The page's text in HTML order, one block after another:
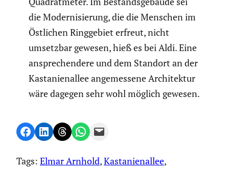
die Moder­ni­sie­rung, die die Menschen im
Östlichen Ringge­biet erfreut, nicht
umsetzbar gewesen, hieß es bei Aldi. Eine
anspre­chen­dere und dem Standort an der
Kasta­ni­en­allee angemes­sene Archi­tektur
wäre dagegen sehr wohl möglich gewesen.
Share on Facebook
Share on LinkedIn
Share on Threads
Share on WhatsApp
Email this Page
Tags: Elmar Arnhold, Kastanienallee